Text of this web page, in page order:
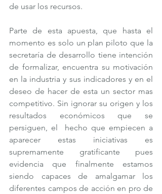
de usar los recursos.
Parte de esta apuesta, que hasta el
momento es solo un plan piloto que la
secretaría de desarrollo tiene intención
de formalizar, encuentra su motivación
en la industria y sus indicadores y en el
deseo de hacer de esta un sector mas
competitivo. Sin ignorar su origen y los
resultados económicos que se
persiguen, el  hecho que empiecen a
aparecer estas iniciativas es
supremamente gratificante pues
evidencia que finalmente estamos
siendo capaces de amalgamar los
diferentes campos de acción en pro de